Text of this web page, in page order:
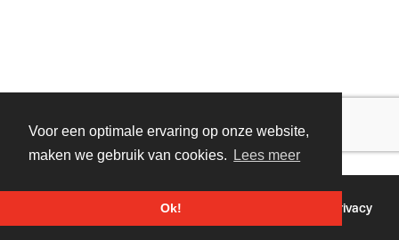
Voor een optimale ervaring op onze website,
maken we gebruik van cookies.
Lees meer
Ok!
Tixly Privacy